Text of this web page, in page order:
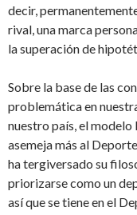
decir,
rival, una marca
la superación de
Sobre la base de las
problemática en
nuestro país, el
asemeja más al
ha tergiversado su
priorizarse como un
así que se tiene en el